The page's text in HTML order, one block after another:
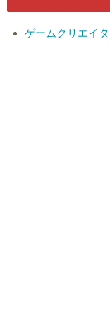
ゲームクリエイ